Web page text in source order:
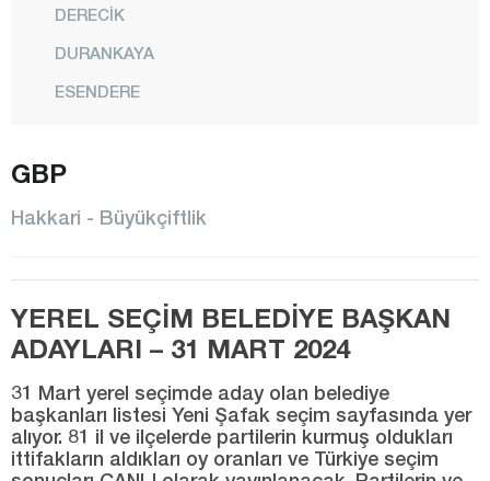
DERECİK
DURANKAYA
ESENDERE
ŞEMDİNLİ
YÜKSEKOVA
Iğdır
Isparta
Kahramanmaraş
Karabük
Karaman
Kars
GBP
Hakkari - Büyükçiftlik
YEREL SEÇİM BELEDİYE BAŞKAN
ADAYLARI – 31 MART 2024
31 Mart yerel seçimde aday olan belediye
başkanları listesi Yeni Şafak seçim sayfasında yer
alıyor. 81 il ve ilçelerde partilerin kurmuş oldukları
ittifakların aldıkları oy oranları ve Türkiye seçim